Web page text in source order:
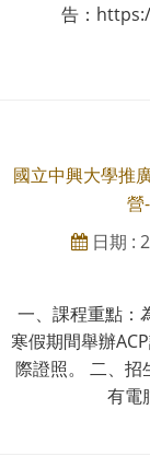
告：
國立中興大學推
營
日期 :
一、課程重點：
寒假期間舉辦
際證照。 二、招
有電